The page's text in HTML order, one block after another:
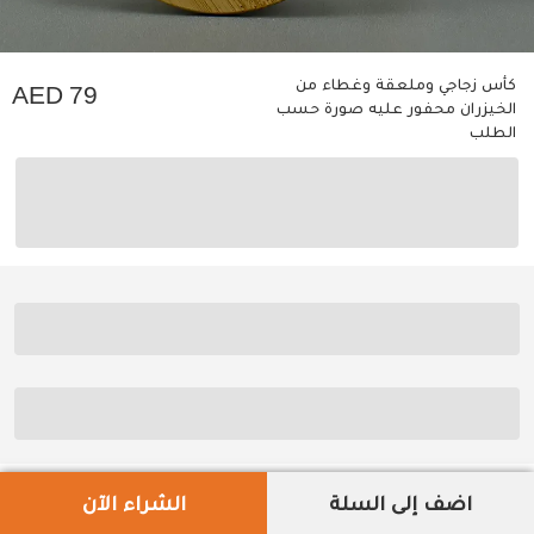
كأس زجاجي وملعقة وغطاء من
الخيزران محفور عليه صورة حسب
الطلب
79
اضف إلى السلة الشراء الآن